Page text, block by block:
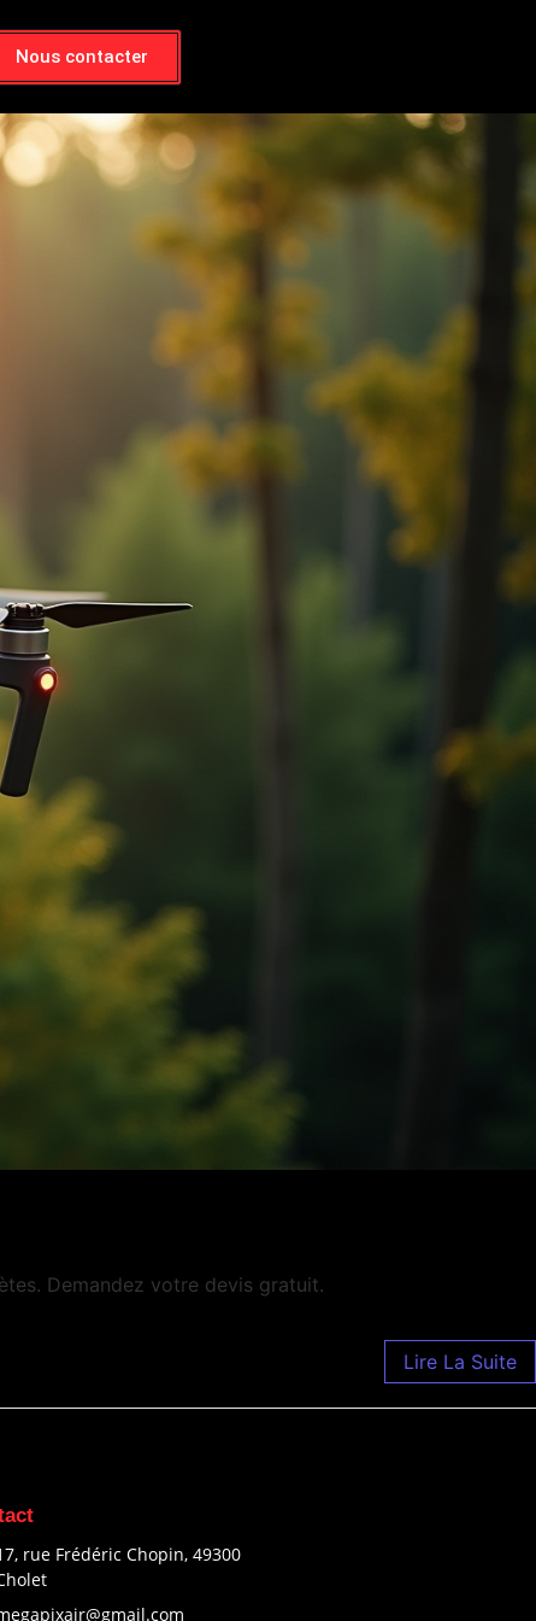
Nous contacter
Demandez votre devis gratuit.
Lire La Suite
rue Frédéric Chopin, 49300